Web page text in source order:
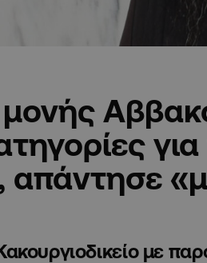
απάντησε
με